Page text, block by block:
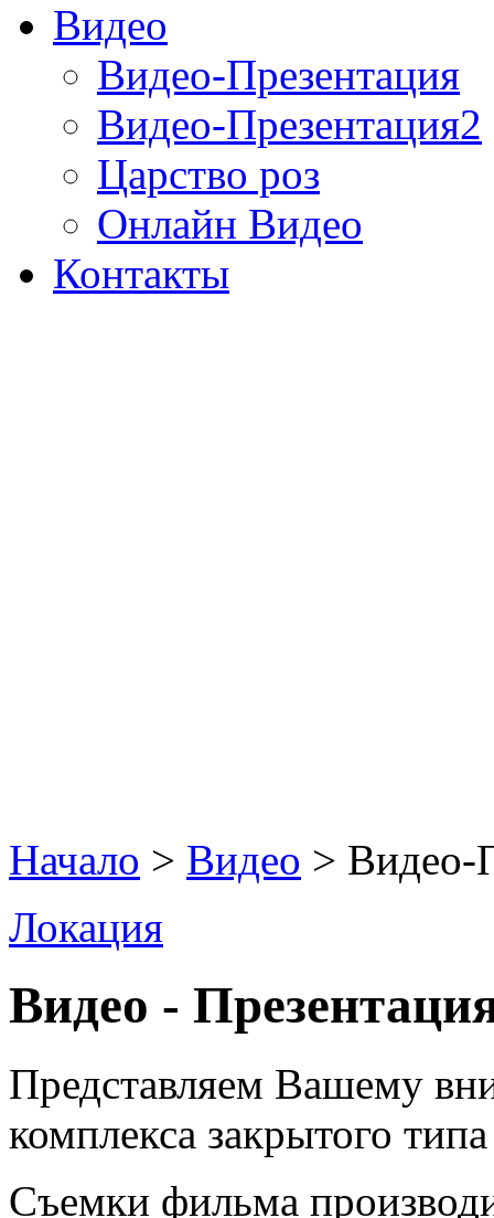
Видео
Видео-Презентация
Видео-Презентация2
Царство роз
Онлайн Видео
Контакты
Начало > Видео > Видео-
Локация
Видео -
Представляем Вашему
комплекса закрытого
Съемки фильма